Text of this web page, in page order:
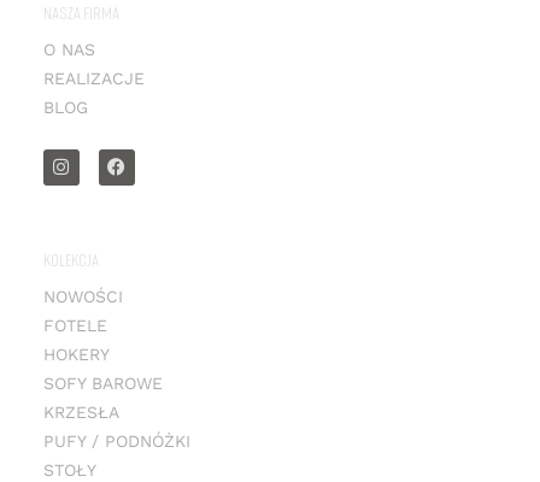
NASZA FIRMA
O NAS
REALIZACJE
BLOG
KOLEKCJA
NOWOŚCI
FOTELE
HOKERY
SOFY BAROWE
KRZESŁA
PUFY / PODNÓŻKI
STOŁY